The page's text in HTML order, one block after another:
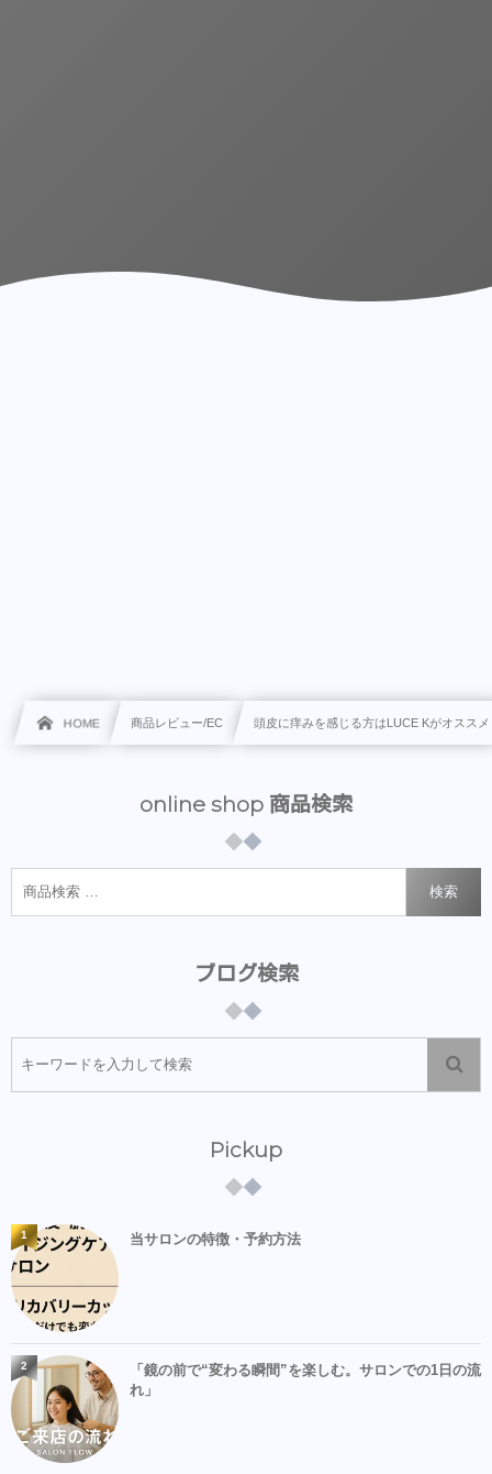
HOME 商品レビュー/EC 頭皮に痒みを感じる方はLUCE Kがオススメ
online shop 商品検索
検索
ブログ検索
Pickup
当サロンの特徴・予約方法
1
「鏡の前で“変わる瞬間”を楽しむ。サロンでの1日の流
れ」
2